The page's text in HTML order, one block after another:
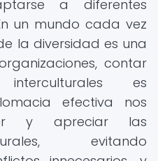
a diferentes
un mundo cada vez
la diversidad es una
contar
es
efectiva nos
y apreciar las
evitando